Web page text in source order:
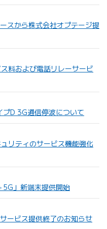
スから株式会社オプテージ提
料および電話リレーサービ
プD 3G通信停波について
リティのサービス機能強化
5G」新端末提供開始
ービス提供終了のお知らせ